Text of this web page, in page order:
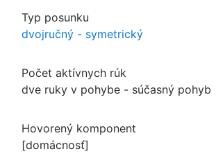
Typ posunku
dvojručný - symetrický
Počet aktívnych rúk
dve ruky v pohybe - súčasný pohyb
Hovorený komponent
[domácnosť]